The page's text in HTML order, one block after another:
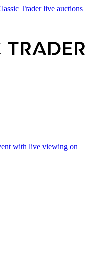
Trader live auctions
with live viewing on